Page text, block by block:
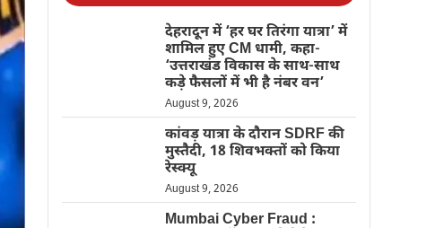
देहरादून में ‘हर घर तिरंगा यात्रा’ में
शामिल हुए CM धामी, कहा-
‘उत्तराखंड विकास के साथ-साथ
कड़े फैसलों में भी है नंबर वन’
August 9, 2026
कांवड़ यात्रा के दौरान SDRF की
मुस्तैदी, 18 शिवभक्तों को किया
रेस्क्यू
August 9, 2026
Mumbai Cyber Fraud :